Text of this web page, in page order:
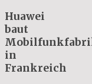
Huawei
baut
in
Frankreich